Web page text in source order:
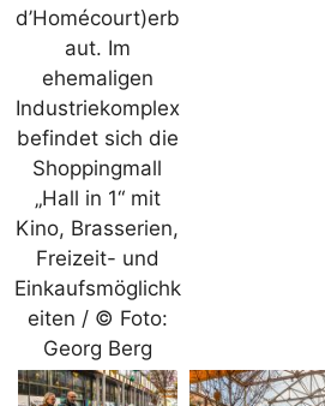
d’Homécourt)erb
aut. Im
ehemaligen
Industriekomplex
befindet sich die
Shoppingmall
„Hall in 1“ mit
Kino, Brasserien,
Freizeit- und
Einkaufsmöglichk
eiten / © Foto:
Georg Berg